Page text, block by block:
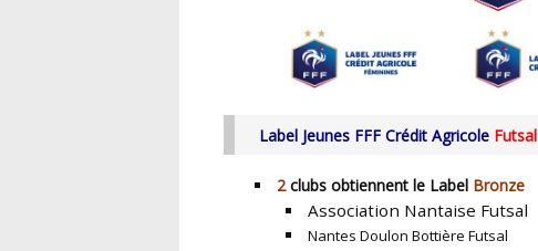
Label Jeunes FFF Crédit Agricole Futsal
2clubs obtiennent le Label Bronze
Association Nantaise Futsal
Nantes Doulon Bottière Futsal